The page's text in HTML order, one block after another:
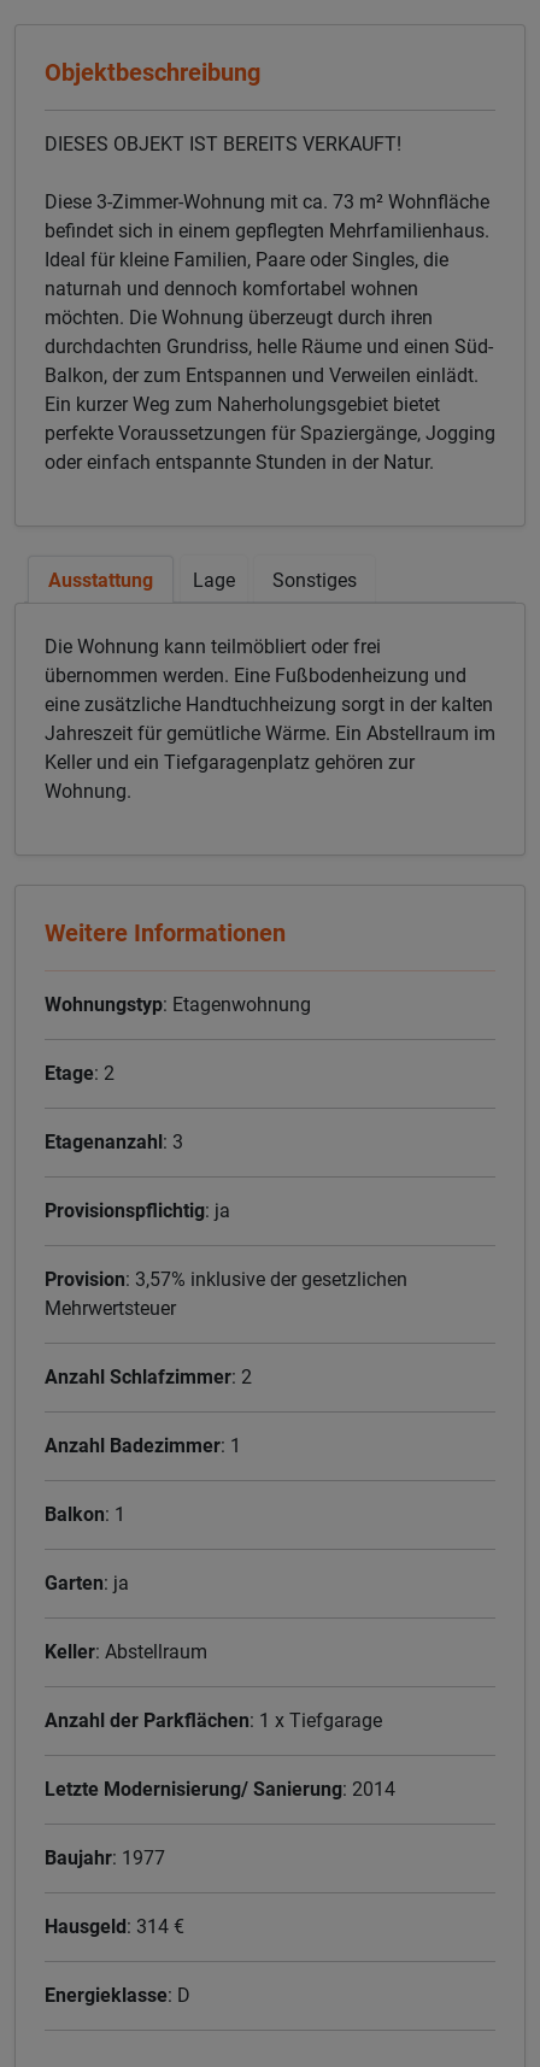
Objektbeschreibung
DIESES OBJEKT IST BEREITS VERKAUFT!
Diese 3-Zimmer-Wohnung mit ca. 73 m² Wohnfläche
befindet sich in einem gepflegten Mehrfamilienhaus.
Ideal für kleine Familien, Paare oder Singles, die
naturnah und dennoch komfortabel wohnen
möchten. Die Wohnung überzeugt durch ihren
durchdachten Grundriss, helle Räume und einen Süd-
Balkon, der zum Entspannen und Verweilen einlädt.
Ein kurzer Weg zum Naherholungsgebiet bietet
perfekte Voraussetzungen für Spaziergänge, Jogging
oder einfach entspannte Stunden in der Natur.
Ausstattung Lage Sonstiges
Die Wohnung kann teilmöbliert oder frei
übernommen werden. Eine Fußbodenheizung und
eine zusätzliche Handtuchheizung sorgt in der kalten
Jahreszeit für gemütliche Wärme. Ein Abstellraum im
Keller und ein Tiefgaragenplatz gehören zur
Wohnung.
Weitere Informationen
Wohnungstyp: Etagenwohnung
Etage: 2
Etagenanzahl: 3
Provisionspflichtig: ja
Provision: 3,57% inklusive der gesetzlichen
Mehrwertsteuer
Anzahl Schlafzimmer: 2
Anzahl Badezimmer: 1
Balkon: 1
Garten: ja
Keller: Abstellraum
Anzahl der Parkflächen: 1 x Tiefgarage
Letzte Modernisierung/ Sanierung: 2014
Baujahr: 1977
Hausgeld: 314 €
Energieklasse: D